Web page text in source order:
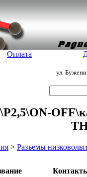
Оплата
ул.
> Разъемы